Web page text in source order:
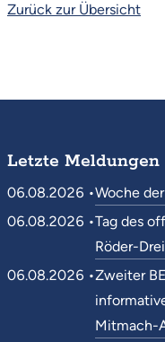
Zurück zur Übersicht
Letzte Meldungen
06.08.2026 •Woche
06.08.2026 •Tag des
Röder-
06.08.2026 •Zweiter
Mitmach-